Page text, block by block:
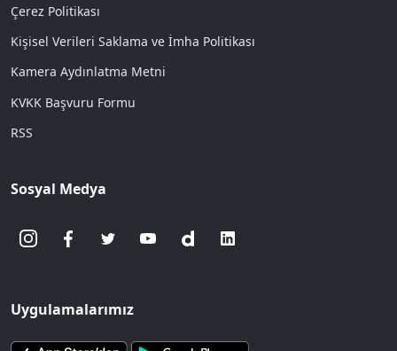
Çerez Politikası
Kişisel Verileri Saklama ve İmha Politikası
Kamera Aydınlatma Metni
KVKK Başvuru Formu
RSS
Sosyal Medya
Uygulamalarımız